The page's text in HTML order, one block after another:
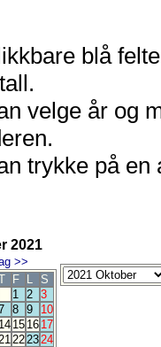
blå
velge år og
trykke på en
2021
>>
F L
S
1 2 3
8 9
10
14 15 16 17
222324